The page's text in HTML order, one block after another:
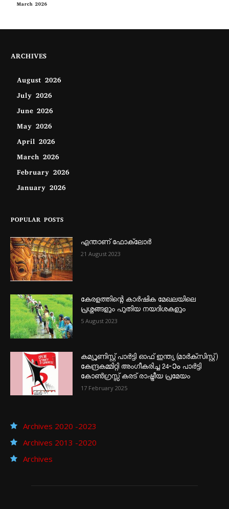
March 2026
ARCHIVES
August 2026
July 2026
June 2026
May 2026
April 2026
March 2026
February 2026
January 2026
POPULAR POSTS
എന്താണ്‌ ഫോക്‌ലോർ
21 August 2023
കേരളത്തിന്റെ കാർഷിക മേഖലയിലെ
പ്രശ്നങ്ങളും പുതിയ നയദിശകളും
5 August 2023
കമ്യൂണിസ്റ്റ് പാർട്ടി ഓഫ് ഇന്ത്യ (മാർക്സിസ്റ്റ്)
കേന്ദ്രകമ്മിറ്റി അംഗീകരിച്ച 24‐ാം പാർട്ടി
കോൺഗ്രസ്സ് കരട് രാഷ്ട്രീയ പ്രമേയം
17 February 2025
Archives 2020 -2023
Archives 2013 -2020
Archives